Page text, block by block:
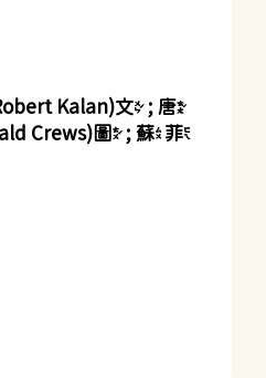
Kalan)文 ; 唐
Crews)圖 ; 蘇菲